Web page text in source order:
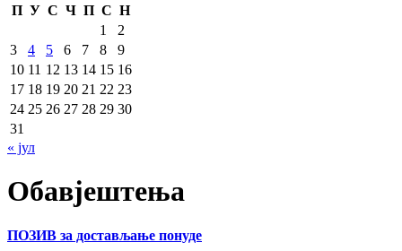
П У С Ч П С Н
1
2
3
4 5 6 7 8
9
10 11 12 13 14 15 16
17 18 19 20 21 22 23
24 25 26 27 28 29 30
31
« јул
Обавјештења
ПОЗИВ за достављање понуде